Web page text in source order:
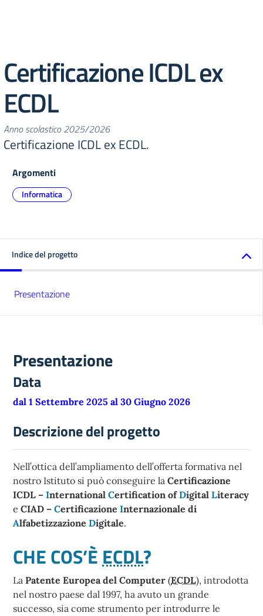
Certificazione ICDL ex
ECDL
Anno scolastico 2025/2026
Certificazione ICDL ex ECDL.
Argomenti
Informatica
Indice del progetto
Presentazione
Presentazione
Data
dal 1 Settembre 2025 al 30 Giugno 2026
Descrizione del progetto
Nell’ottica dell’ampliamento dell’offerta formativa nel
nostro Istituto si può conseguire la Certificazione
ICDL – International Certification ofDigital Literacy
e CIAD – Certificazione Internazionale di
Alfabetizzazione Digitale.
CHE COS’È ECDL?
La Patente Europea del Computer (ECDL), introdotta
nel nostro paese dal 1997, ha avuto un grande
successo, sia come strumento per introdurre le